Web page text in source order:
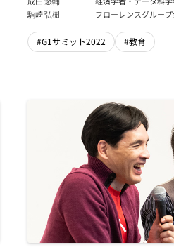
駒崎 弘樹
フローレンスグルー
#G1サミット2022 #教育